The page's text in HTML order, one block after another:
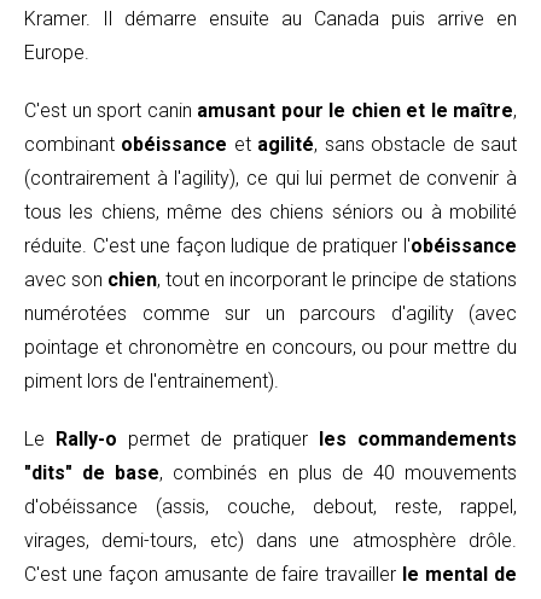
Kramer. Il démarre ensuite au Canada puis arrive en
Europe.
C'est un sport canin amusant pour le chien et le maître,
combinant obéissance et agilité, sans obstacle de saut
(contrairement à l'agility), ce qui lui permet de convenir à
tous les chiens, même des chiens séniors ou à mobilité
réduite. C'est une façon ludique de pratiquer l'obéissance
avec son chien, tout en incorporant le principe de stations
numérotées comme sur un parcours d'agility (avec
pointage et chronomètre en concours, ou pour mettre du
piment lors de l'entrainement).
Le Rally-o permet de pratiquer les commandements
"dits" de base, combinés en plus de 40 mouvements
d'obéissance (assis, couche, debout, reste, rappel,
virages, demi-tours, etc) dans une atmosphère drôle.
C'est une façon amusante de faire travailler le mental de